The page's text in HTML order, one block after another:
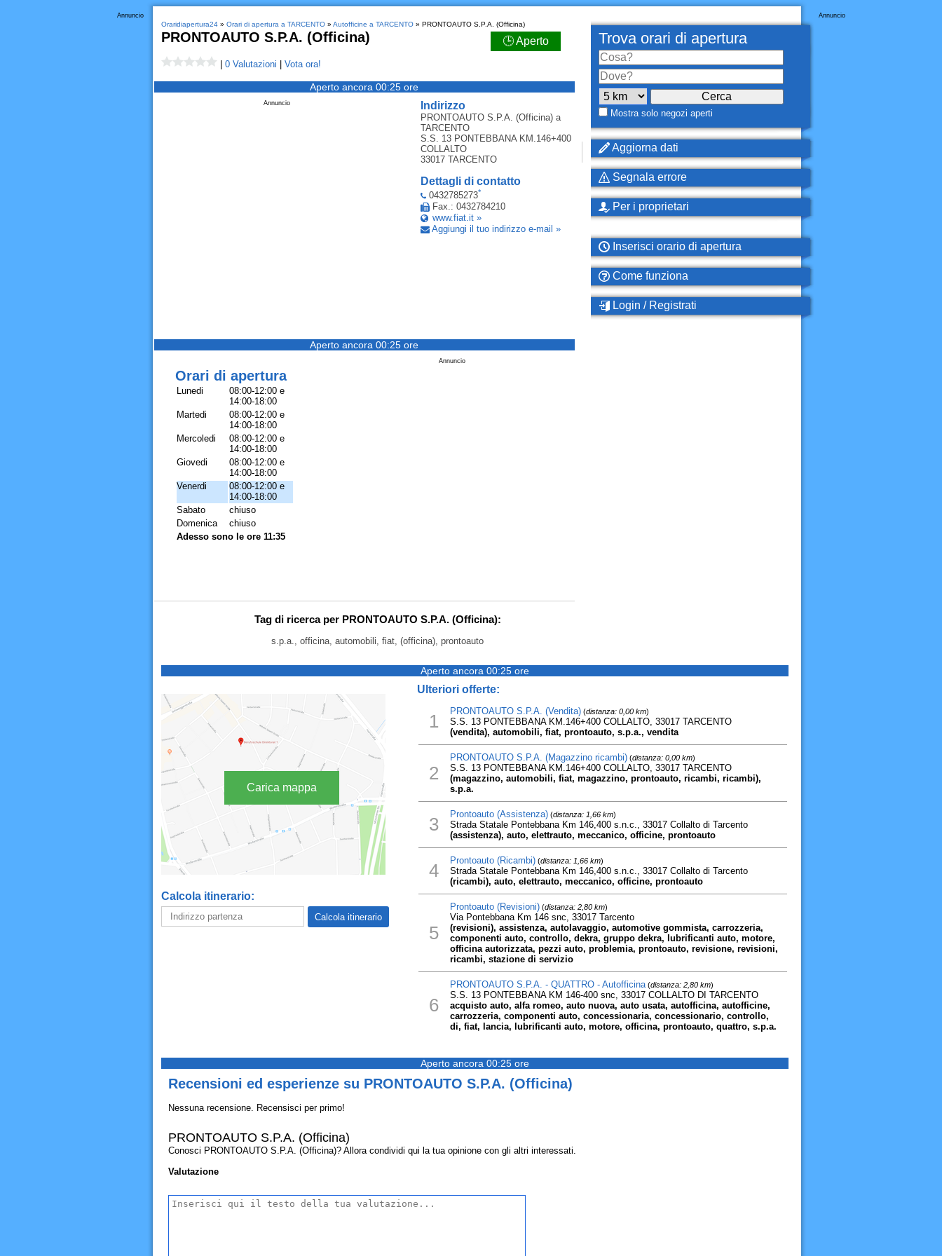
Annuncio
Oraridiapertura24» Orari di apertura a TARCENTO» Autofficine a TARCENTO» PRONTOAUTO S.P.A. (Officina)
PRONTOAUTO S.P.A. (Officina) 🕒 Aperto
0 Valutazioni Vota ora!
Aperto ancora 00:25 ore
Indirizzo
PRONTOAUTO S.P.A. (Officina)a
TARCENTO
S.S. 13 PONTEBBANA KM.146+400
COLLALTO
33017 TARCENTO
Dettagli di contatto
0432785273*
Fax.: 0432784210
www.fiat.it »
Aggiungi il tuo indirizzo e-mail »
Annuncio
Aperto ancora 00:25 ore
Annuncio
Orari di apertura
Lunedi
08:00-12:00 e
14:00-18:00
Martedi
08:00-12:00 e
14:00-18:00
Mercoledi
08:00-12:00 e
14:00-18:00
Giovedi
08:00-12:00 e
14:00-18:00
Venerdi
08:00-12:00 e
14:00-18:00
Sabato
chiuso
Domenica
chiuso
Adesso sono le ore 11:35
Tag di ricerca per PRONTOAUTO S.P.A. (Officina):
s.p.a., officina, automobili, fiat, (officina), prontoauto
Annuncio
Trova orari di apertura
Mostra solo negozi aperti
Aggiorna dati
Segnala errore
Per i proprietari
Inserisci orario di apertura
Come funziona
Login / Registrati
Aperto ancora 00:25 ore
Carica mappa
Calcola itinerario:
Ulteriori offerte:
1 PRONTOAUTO S.P.A. (Vendita)(distanza: 0,00 km)
S.S. 13 PONTEBBANA KM.146+400 COLLALTO, 33017 TARCENTO
(vendita), automobili, fiat, prontoauto, s.p.a., vendita
2
PRONTOAUTO S.P.A. (Magazzino ricambi)(distanza: 0,00 km)
S.S. 13 PONTEBBANA KM.146+400 COLLALTO, 33017 TARCENTO
(magazzino, automobili, fiat, magazzino, prontoauto, ricambi, ricambi),
s.p.a.
3 Prontoauto (Assistenza)(distanza: 1,66 km)
Strada Statale Pontebbana Km 146,400 s.n.c., 33017 Collalto di Tarcento
(assistenza), auto, elettrauto, meccanico, officine, prontoauto
4 Prontoauto (Ricambi)(distanza: 1,66 km)
Strada Statale Pontebbana Km 146,400 s.n.c., 33017 Collalto di Tarcento
(ricambi), auto, elettrauto, meccanico, officine, prontoauto
5
Prontoauto (Revisioni)(distanza: 2,80 km)
Via Pontebbana Km 146 snc, 33017 Tarcento
(revisioni), assistenza, autolavaggio, automotive gommista, carrozzeria,
componenti auto, controllo, dekra, gruppo dekra, lubrificanti auto, motore,
officina autorizzata, pezzi auto, problemia, prontoauto, revisione, revisioni,
ricambi, stazione di servizio
6
PRONTOAUTO S.P.A. - QUATTRO - Autofficina(distanza: 2,80 km)
S.S. 13 PONTEBBANA KM 146-400 snc, 33017 COLLALTO DI TARCENTO
acquisto auto, alfa romeo, auto nuova, auto usata, autofficina, autofficine,
carrozzeria, componenti auto, concessionaria, concessionario, controllo,
di, fiat, lancia, lubrificanti auto, motore, officina, prontoauto, quattro, s.p.a.
Aperto ancora 00:25 ore
Recensioni ed esperienze su PRONTOAUTO S.P.A. (Officina)
Nessuna recensione. Recensisci per primo!
PRONTOAUTO S.P.A. (Officina)
Conosci PRONTOAUTO S.P.A. (Officina)? Allora condividi qui la tua opinione con gli altri interessati.
Valutazione